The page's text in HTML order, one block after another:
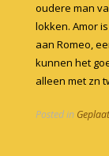
oudere man
lokken. Amor
aan Romeo,
kunnen het
alleen met zn
Posted in